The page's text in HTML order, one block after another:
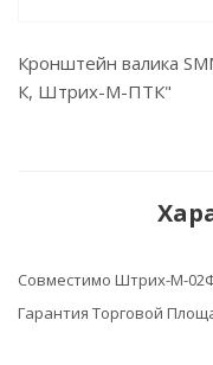
Кронштейн валика
К, Штрих-М-ПТК"
Совместимо Штрих-М-
Гарантия Торговой